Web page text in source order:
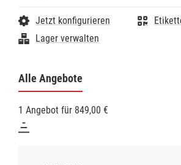
Jetzt konfigurieren
Lager verwalten
Alle Angebote
1 Angebot für 849,00 €